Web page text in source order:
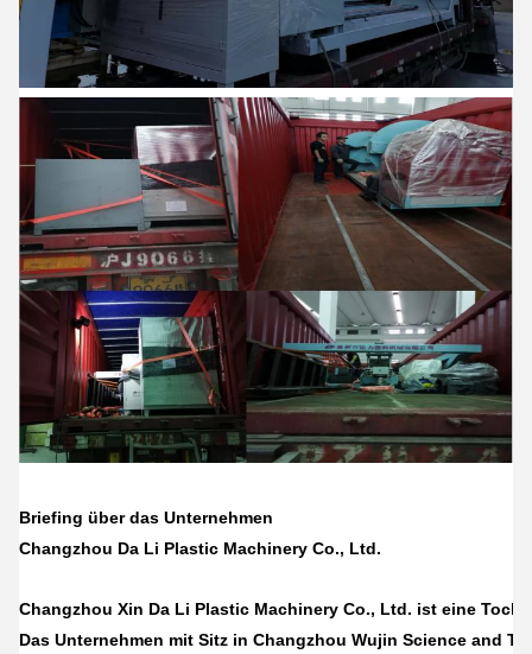
Briefing über das Unternehmen
Changzhou Da Li Plastic Machinery Co., Ltd.
Changzhou Xin Da Li Plastic Machinery Co., Ltd. ist eine
Das Unternehmen mit Sitz in Changzhou Wujin Science and